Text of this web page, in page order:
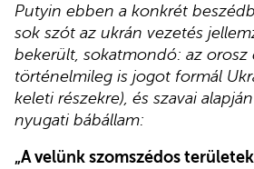
Putyin ebben a konkrét
sok szót az ukrán vezetés
bekerült, sokatmondó: az orosz
történelmileg is jogot formál
keleti részekre), és szavai
nyugati bábállam:
„A velünk szomszédos